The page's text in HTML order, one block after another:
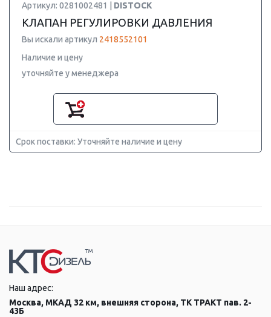
Артикул: 0281002481 | DISTOCK
КЛАПАН РЕГУЛИРОВКИ ДАВЛЕНИЯ
Вы искали артикул 2418552101
Наличие и цену
уточняйте у менеджера
Срок поставки: Уточняйте наличие и цену
Наш адрес:
Москва, МКАД 32 км, внешняя сторона, ТК ТРАКТ пав. 2-
43Б